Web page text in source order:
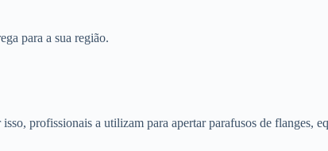
para a sua região.
profissionais a utilizam para apertar parafusos de flanges,